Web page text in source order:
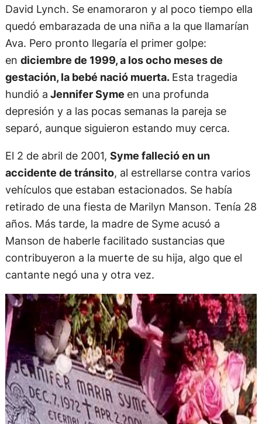
David Lynch. Se enamoraron y al poco tiempo ella
quedó embarazada de una niña a la que llamarían
Ava. Pero pronto llegaría el primer golpe:
en diciembre de 1999, a los ocho meses de
gestación, la bebé nació muerta. Esta tragedia
hundió a Jennifer Syme en una profunda
depresión y a las pocas semanas la pareja se
separó, aunque siguieron estando muy cerca.
El 2 de abril de 2001, Syme falleció en un
accidente de tránsito, al estrellarse contra varios
vehículos que estaban estacionados. Se había
retirado de una fiesta de Marilyn Manson. Tenía 28
años. Más tarde, la madre de Syme acusó a
Manson de haberle facilitado sustancias que
contribuyeron a la muerte de su hija, algo que el
cantante negó una y otra vez.